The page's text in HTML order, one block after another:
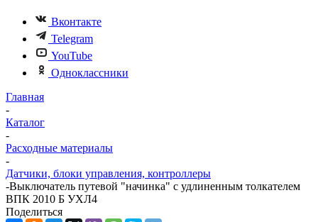
Вконтакте
Telegram
YouTube
Одноклассники
Главная
-
Каталог
-
Расходные материалы
-
Датчики, блоки управления, контроллеры
-Выключатель путевой "начинка" с удлиненным толкателем
ВПК 2010 Б УХЛ4
Поделиться